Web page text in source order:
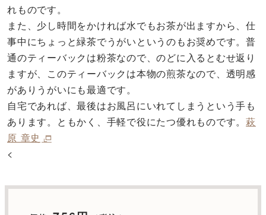
れものです。
また、少し時間をかければ水でもお茶が出ますから、仕
事中にちょっと緑茶でうがいというのもお奨めです。普
通のティーバックは粉茶なので、のどに入るとむせ返り
ますが、このティーバックは本物の煎茶なので、透明感
がありうがいにも最適です。
自宅であれば、最後はお風呂にいれてしまうという手も
あります。ともかく、手軽で役にたつ優れものです。萩
原 章史
<